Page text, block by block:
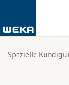
Spezielle